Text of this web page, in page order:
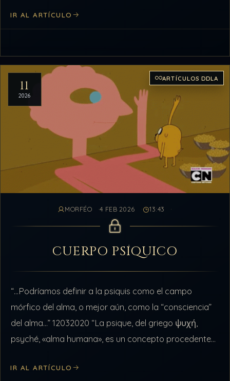
IR AL ARTÍCULO
11
2026
ARTÍCULOS DDLA
MORFÉO 4 FEB 2026 13:43
CUERPO PSÍQUICO
“…Podríamos definir a la psiquis como el campo
mórfico del alma, o mejor aún, como la “consciencia”
del alma…” 12032020 “La psique, del griego ψυχή,
psyché, «alma humana»,​ es un concepto procedente
IR AL ARTÍCULO